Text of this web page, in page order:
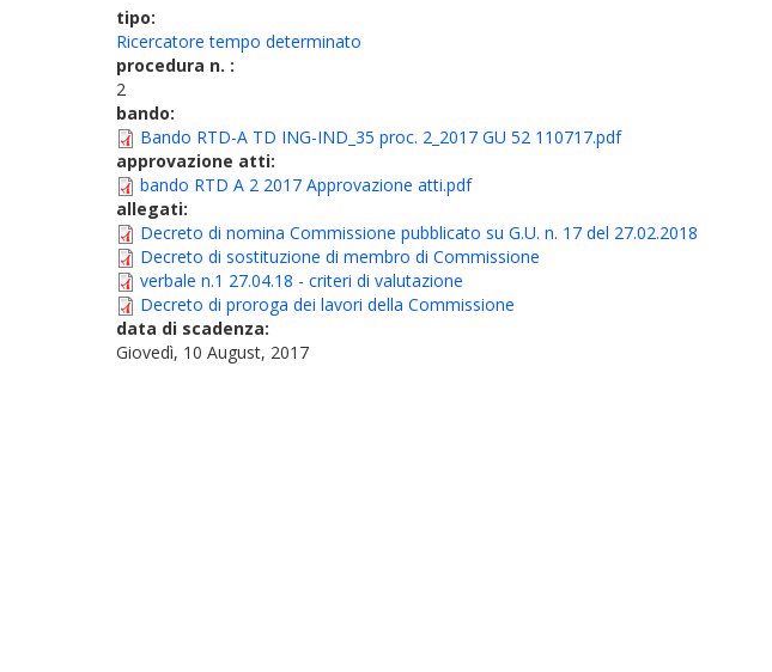
tipo:
Ricercatore tempo determinato
procedura n. :
2
bando:
Bando RTD-A TD ING-IND_35 proc. 2_2017 GU 52 110717.pdf
approvazione atti:
bando RTD A 2 2017 Approvazione atti.pdf
allegati:
Decreto di nomina Commissione pubblicato su G.U. n. 17 del 27.02.2018
Decreto di sostituzione di membro di Commissione
verbale n.1 27.04.18 - criteri di valutazione
Decreto di proroga dei lavori della Commissione
data di scadenza:
Giovedì, 10 August, 2017